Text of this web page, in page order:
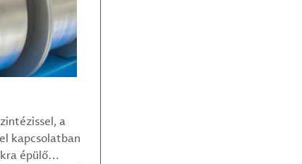
a
kapcsolatban
épülő